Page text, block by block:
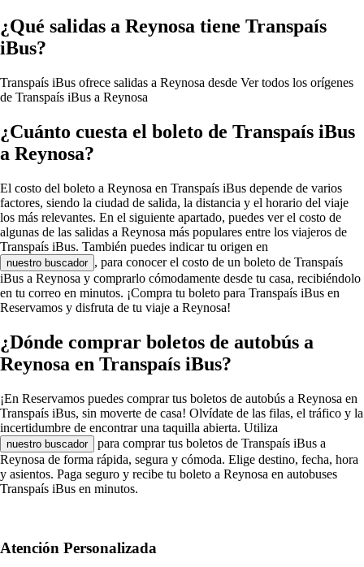
¿Qué salidas a Reynosa tiene Transpaís
iBus?
Transpaís iBus ofrece salidas a Reynosa desde Ver todos los orígenes
de Transpaís iBus a Reynosa
¿Cuánto cuesta el boleto de Transpaís iBus
a Reynosa?
El costo del boleto a Reynosa en Transpaís iBus depende de varios
factores, siendo la ciudad de salida, la distancia y el horario del viaje
los más relevantes. En el siguiente apartado, puedes ver el costo de
algunas de las salidas a Reynosa más populares entre los viajeros de
Transpaís iBus. También puedes indicar tu origen en
nuestro buscador , para conocer el costo de un boleto de Transpaís
iBus a Reynosa y comprarlo cómodamente desde tu casa, recibiéndolo
en tu correo en minutos. ¡Compra tu boleto para Transpaís iBus en
Reservamos y disfruta de tu viaje a Reynosa!
¿Dónde comprar boletos de autobús a
Reynosa en Transpaís iBus?
¡En Reservamos puedes comprar tus boletos de autobús a Reynosa en
Transpaís iBus, sin moverte de casa! Olvídate de las filas, el tráfico y la
incertidumbre de encontrar una taquilla abierta. Utiliza
nuestro buscador
para comprar tus boletos de Transpaís iBus a
Reynosa de forma rápida, segura y cómoda. Elige destino, fecha, hora
y asientos. Paga seguro y recibe tu boleto a Reynosa en autobuses
Transpaís iBus en minutos.
Atención Personalizada